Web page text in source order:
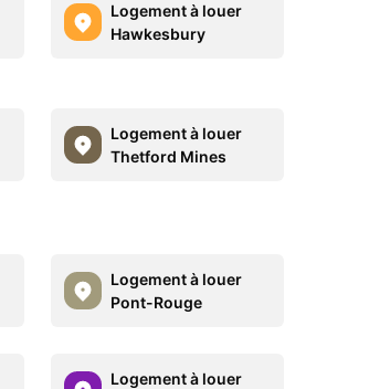
Logement à louer
Hawkesbury
Logement à louer
Thetford Mines
Logement à louer
Pont-Rouge
Logement à louer